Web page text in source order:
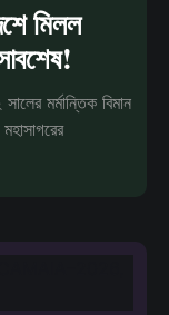
মিলল
মর্মান্তিক বিমান